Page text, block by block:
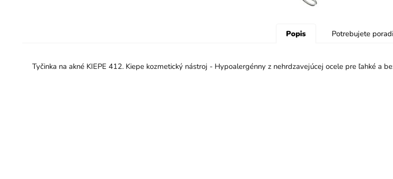
Popis Potrebujete
Tyčinka na akné KIEPE 412. Kiepe kozmetický nástroj - Hypoalergénny z nehrdzavejúcej ocele pre ľahké a